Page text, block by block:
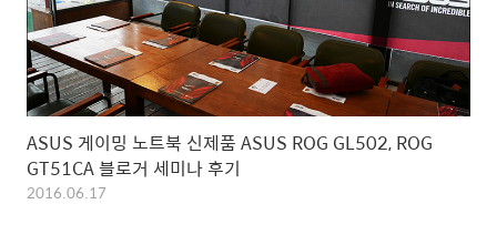
ASUS 게이밍 노트북 신제품 ASUS ROG GL502, ROG
GT51CA 블로거 세미나 후기
2016.06.17